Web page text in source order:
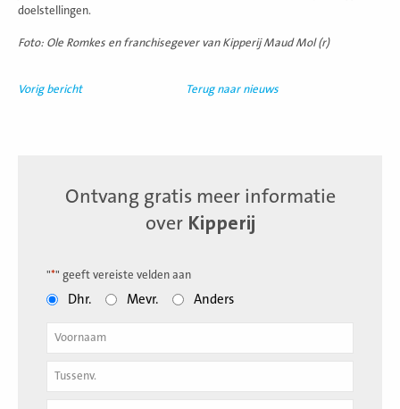
doelstellingen.
Foto: Ole Romkes en franchisegever van Kipperij Maud Mol (r)
Vorig bericht Terug naar nieuws
Ontvang gratis meer informatie
over Kipperij
"*" geeft vereiste velden aan
Dhr. Mevr. Anders